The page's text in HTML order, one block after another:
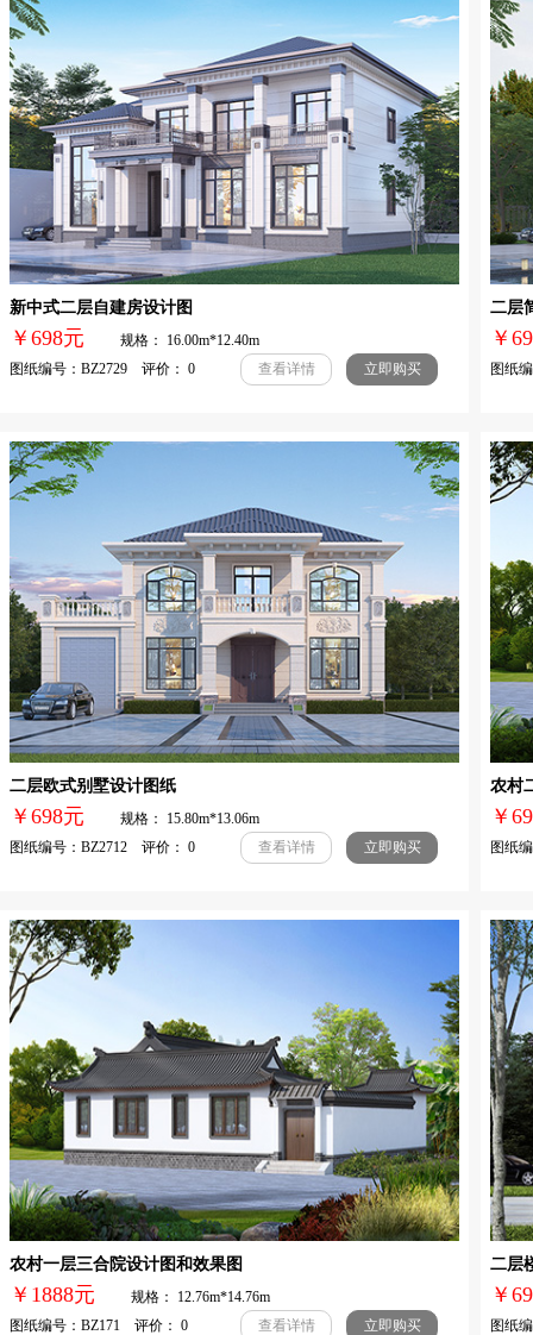
新中式二层自建房设计图
￥698元
规格： 16.00m*12.40m
图纸编号：BZ2729 评价： 0
查看详情 立即购买
二层
￥
图纸编
二层欧式别墅设计图纸
￥698元
规格： 15.80m*13.06m
图纸编号：BZ2712 评价： 0
查看详情 立即购买
农村
￥
图纸编
农村一层三合院设计图和效果图
￥1888元
规格： 12.76m*14.76m
图纸编号：BZ171 评价： 0
查看详情 立即购买
二层
￥
图纸编